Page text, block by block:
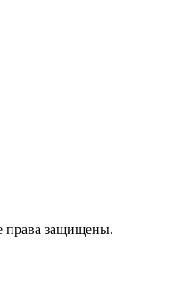
права защищены.